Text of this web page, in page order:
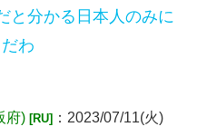
と分かる日本人のみに
わ
府) [RU] ：2023/07/11(火)